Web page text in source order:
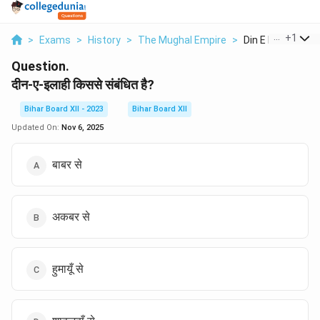
> Exams > History > The Mughal Empire > Din E Ilahi Kisse
+1
Question.
दीन-ए-इलाही किससे संबंधित है?
Bihar Board XII - 2023
Bihar Board XII
Updated On: Nov 6, 2025
बाबर से
अकबर से
हुमायूँ से